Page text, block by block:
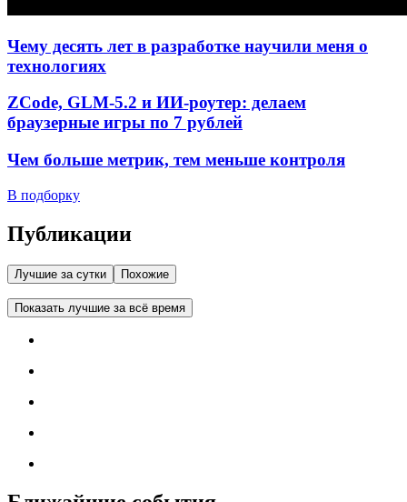
Чему десять лет в разработке научили меня о
технологиях
ZCode, GLM-5.2 и ИИ-роутер: делаем
браузерные игры по 7 рублей
Чем больше метрик, тем меньше контроля
В подборку
Публикации
Лучшие за сутки Похожие
Показать лучшие за всё время